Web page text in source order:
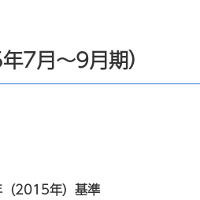
7月～9月期）
2015年）基準